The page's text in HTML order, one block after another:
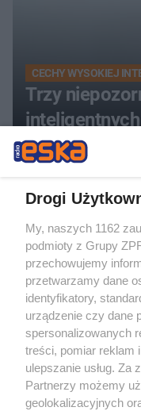
CECHY WYSOKIEJ
Trzy
nocna
AFERA PO POGRZEBIE
Messiego.
wściekły i
Drogi
My, naszych 1162
podmioty z Grupy
przechowujemy
przetwarzamy dane
identyfikatory,
urządzenie czy dane
spersonalizowanych
treści, pomiar reklam
ulepszanie usług. Za
Partnerzy możemy
geolokalizacyjnych